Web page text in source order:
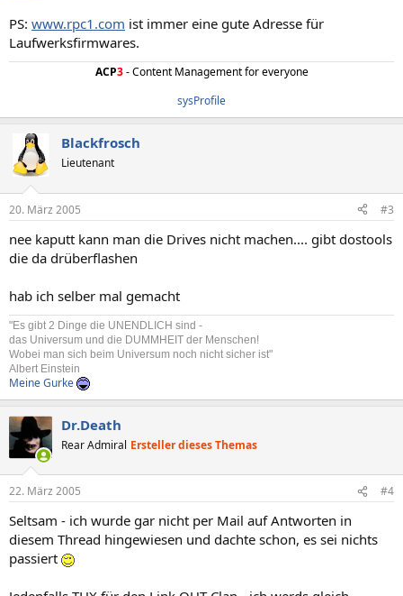
PS: www.rpc1.com ist immer eine gute Adresse für
Laufwerksfirmwares.
ACP3- Content Management for everyone
sysProfile
Blackfrosch
Lieutenant
20. März 2005 #3
nee kaputt kann man die Drives nicht machen.... gibt dostools
die da drüberflashen
hab ich selber mal gemacht
"Es gibt 2 Dinge die UNENDLICH sind -
das Universum und die DUMMHEIT der Menschen!
Wobei man sich beim Universum noch nicht sicher ist"
Albert Einstein
Meine Gurke
Dr.Death
Rear Admiral Ersteller dieses Themas
22. März 2005 #4
Seltsam - ich wurde gar nicht per Mail auf Antworten in
diesem Thread hingewiesen und dachte schon, es sei nichts
passiert